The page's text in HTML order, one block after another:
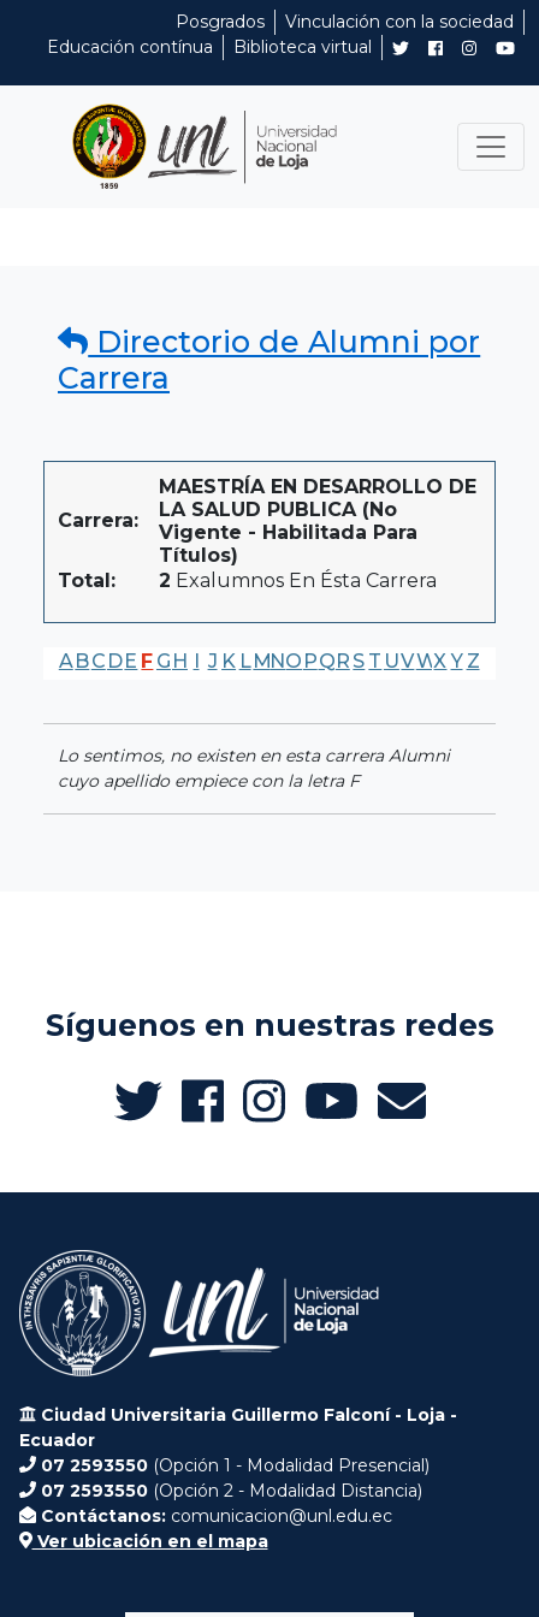
Posgrados
Vinculación con la sociedad
Educación contínua
Biblioteca virtual
Directorio de Alumni por
Carrera
Carrera:
MAESTRÍA EN DESARROLLO DE
LA SALUD PUBLICA (No
Vigente - Habilitada Para
Títulos)
Total:
2 Exalumnos En Ésta Carrera
A BC DE F G H I J K LMNO PQR S T UVWX Y Z
Lo sentimos, no existen en esta carrera Alumni
cuyo apellido empiece con la letra F
Síguenos en nuestras redes
Ciudad Universitaria Guillermo Falconí - Loja -
Ecuador
07 2593550 (Opción 1 - Modalidad Presencial)
07 2593550 (Opción 2 - Modalidad Distancia)
Contáctanos: comunicacion@unl.edu.ec
Ver ubicación en el mapa